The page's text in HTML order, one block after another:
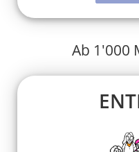
Ab 1'000